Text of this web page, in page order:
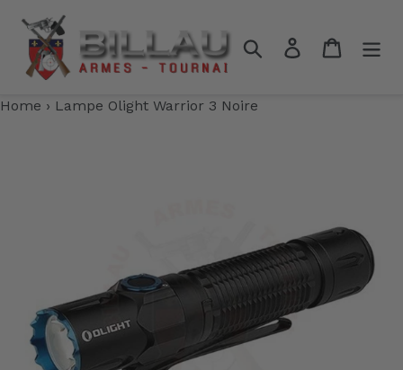
contenu
RechercherSe connecter
Panier
Home › Lampe Olight Warrior 3 Noire